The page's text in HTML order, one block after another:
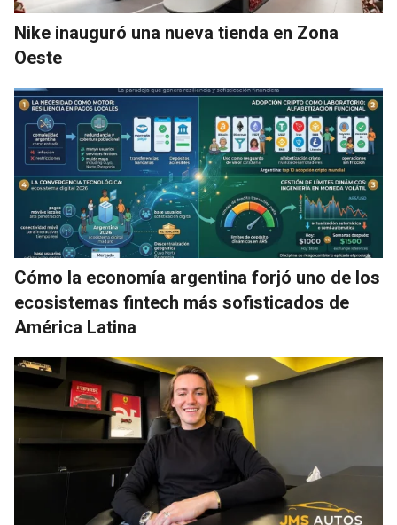
Nike inauguró una nueva tienda en Zona
Oeste
Cómo la economía argentina forjó uno de los
ecosistemas fintech más sofisticados de
América Latina